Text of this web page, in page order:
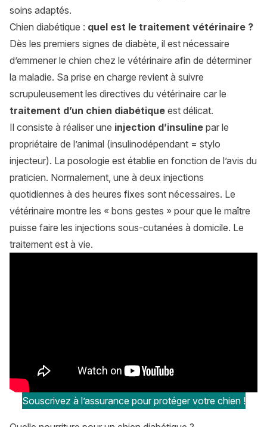
soins adaptés.
Chien diabétique : quel est le traitement vétérinaire ?
Dès les premiers signes de diabète, il est nécessaire
d’emmener le chien chez le vétérinaire afin de déterminer
la maladie. Sa prise en charge revient à suivre
scrupuleusement les directives du vétérinaire car le
traitement d’un chien diabétique est délicat.
Il consiste à réaliser une injection d’insuline par le
propriétaire de l’animal (insulinodépendant = stylo
injecteur). La posologie est établie en fonction de l’avis du
praticien. Normalement, une à deux injections
quotidiennes à des heures fixes sont nécessaires. Le
vétérinaire montre les « bons gestes » pour que le maître
puisse faire les injections sous-cutanées à domicile. Le
traitement est à vie.
Souscrivez à l’assurance pour protéger votre chien !